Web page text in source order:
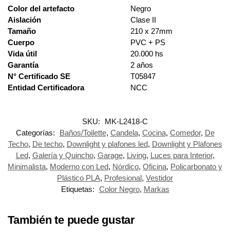
Color del artefacto
Negro
Aislación
Clase II
Tamaño
210 x 27mm
Cuerpo
PVC + PS
Vida útil
20.000 hs
Garantía
2 años
N° Certificado SE
T05847
Entidad Certificadora
NCC
SKU:
MK-L2418-C
Categorías:
Baños/Toilette, Candela, Cocina, Comedor, De
Techo, De techo, Downlight y plafones led, Downlight y Plafones
Led, Galería y Quincho, Garage, Living, Luces para Interior,
Minimalista, Moderno con Led, Nórdico, Oficina, Policarbonato y
Plástico PLA, Profesional, Vestidor
Etiquetas: Color Negro, Markas
También te puede gustar